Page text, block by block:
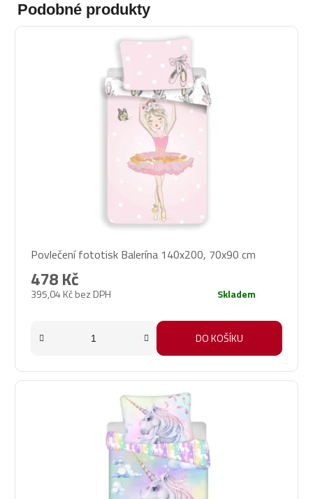
Podobné produkty
Povlečení fototisk Balerína 140x200, 70x90 cm
395,04 Kč bez DPH
478 Kč
Skladem
DO KOŠÍKU